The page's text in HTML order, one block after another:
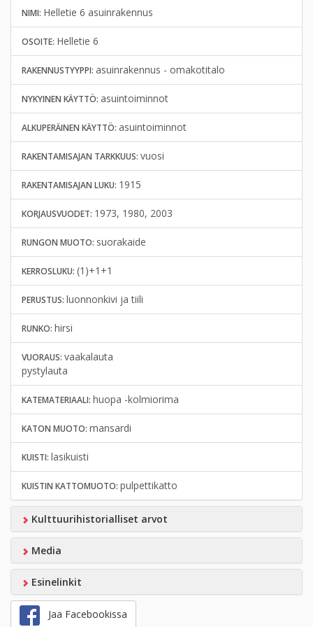
NIMI: Helletie 6 asuinrakennus
OSOITE: Helletie 6
RAKENNUSTYYPPI: asuinrakennus - omakotitalo
NYKYINEN KÄYTTÖ: asuintoiminnot
ALKUPERÄINEN KÄYTTÖ: asuintoiminnot
RAKENTAMISAJAN TARKKUUS: vuosi
RAKENTAMISAJAN LUKU: 1915
KORJAUSVUODET: 1973, 1980, 2003
RUNGON MUOTO: suorakaide
KERROSLUKU: (1)+1+1
PERUSTUS: luonnonkivi ja tiili
RUNKO: hirsi
VUORAUS: vaakalauta
pystylauta
KATEMATERIAALI: huopa -kolmiorima
KATON MUOTO: mansardi
KUISTI: lasikuisti
KUISTIN KATTOMUOTO: pulpettikatto
Kulttuurihistorialliset arvot
Media
Esinelinkit
Jaa Facebookissa